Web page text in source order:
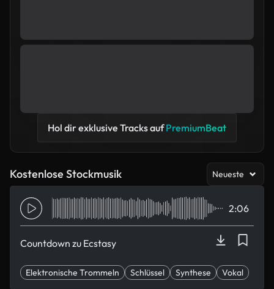
Hol dir exklusive Tracks aufPremiumBeat
Kostenlose Stockmusik Neueste
Countdown zu Ecstasy
2:06
Elektronische Trommeln Schlüssel Synthese
Vokal